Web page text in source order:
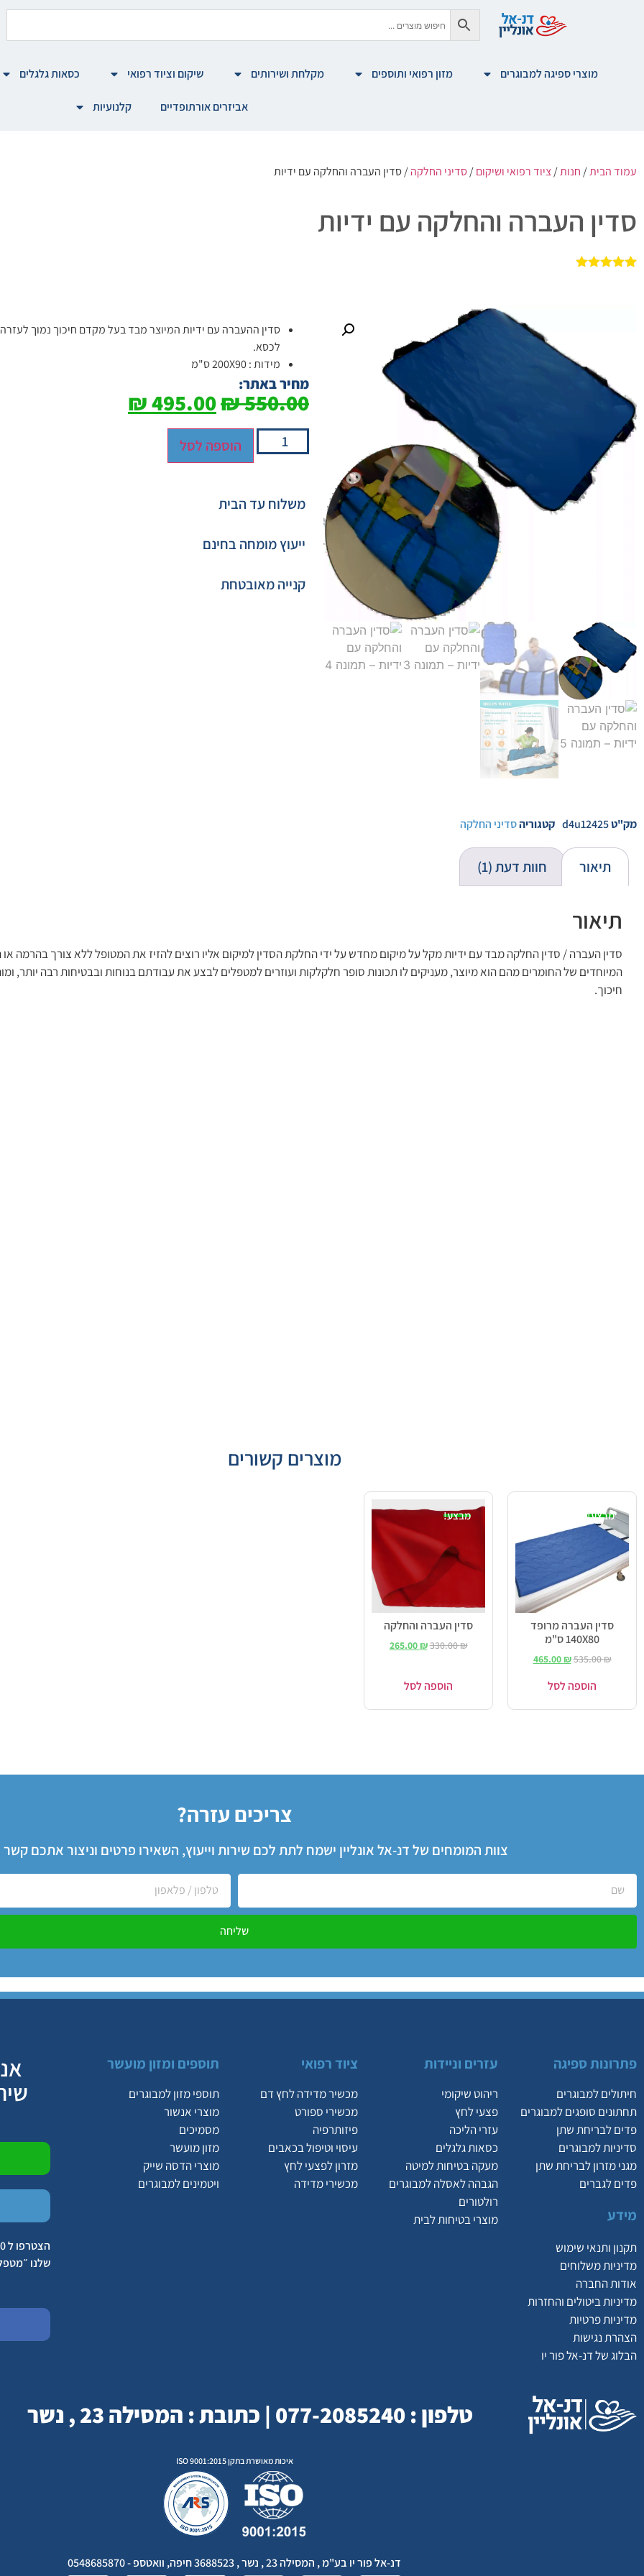
מוצרי ספיגה למבוגרים מזון רפואי ותוספים מקלחת ושירותים שיקום וציוד רפואי כסאות גלגלים
אביזרים אורתופדיים קלנועיות
עמוד הבית/ חנות/ציוד רפואי ושיקום/סדיני החלקה/ סדין העברה והחלקה עם ידיות
סדין העברה והחלקה עם ידיות
מק"טd4u12425 קטגוריהסדיני החלקה
סדין ההעברה עם ידיות המיוצר מבד בעל מקדם חיכוך נמוך
לכסא.
מידות : 200X90 ס"מ
מחיר באתר:
550.00
₪
495.00
₪
הוספה לסל
משלוח עד הבית
ייעוץ מומחה בחינם
קנייה מאובטחת
תיאור חוות דעת (1)
תיאור
סדין העברה / סדין החלקה מבד עם ידיות מקל על מיקום מחדש על ידי החלקת הסדין למיקום אליו רוצים להזיז את המטופל ללא צורך בהרמה
המיוחדים של החומרים מהם הוא מיוצר, מעניקים לו תכונות סופר חלקלקות ועוזרים למטפלים לבצע את עבודתם בנוחות ובבטיחות רבה יותר,
חיכוך.
מוצרים קשורים
מבצע!
סדין העברה מרופד
140X80 ס"מ
535.00₪
465.00₪
הוספה לסל
מבצע!
סדין העברה והחלקה
330.00₪
265.00₪
הוספה לסל
צריכים עזרה?
צוות המומחים של דנ-אל אונליין ישמח לתת לכם שירות וייעוץ, השאירו פרטים וניצור אתכם
שליחה
פתרונות ספיגה
חיתולים למבוגרים
תחתונים סופגים למבוגרים
פדים לבריחת שתן
סדיניות למבוגרים
מגני מזרון לבריחת שתן
פדים לגברים
מידע
תקנון ותנאי שימוש
מדיניות משלוחים
אודות החברה
מדיניות ביטולים והחזרות
מדיניות פרטיות
הצהרת נגישות
הבלוג של דנ-אל פור יו
עזרים וניידות
ריהוט שיקומי
פצעי לחץ
עזרי הליכה
כסאות גלגלים
מעקה בטיחות למיטה
הגבהה לאסלה למבוגרים
רולטורים
מוצרי בטיחות לבית
ציוד רפואי
מכשיר מדידה לחץ דם
מכשירי ספורט
פיזותרפיה
עיסוי וטיפול בכאבים
מזרון לפצעי לחץ
מכשירי מדידה
תוספים ומזון מועשר
תוספי מזון למבוגרים
מוצרי אנשור
מסמיכים
מזון מועשר
מוצרי הדסה שייק
ויטמינים למבוגרים
שלנו
טלפון : 077-2085240 | כתובת : המסילה 23 , נשר
איכות מאושרת בתקן ISO 9001:2015
דנ-אל פור יו בע"מ , המסילה 23 , נשר , 3688523 חיפה, וואטספ - 0548685870